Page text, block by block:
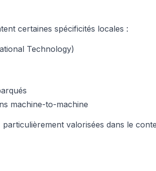
certaines spécificités locales :
Technology)
machine-to-machine
valorisées dans le